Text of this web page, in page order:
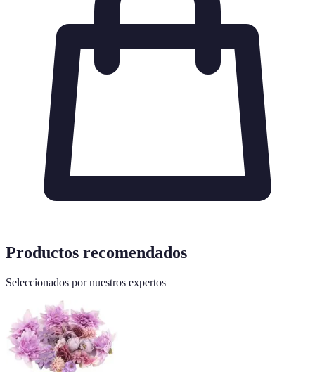
Productos recomendados
Seleccionados por nuestros expertos